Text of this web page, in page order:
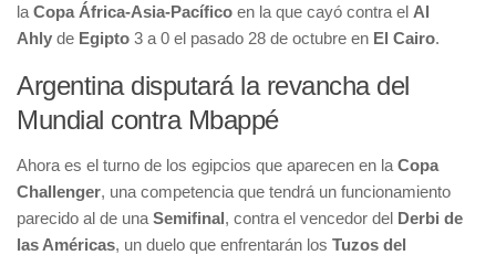
la Copa África-Asia-Pacífico en la que cayó contra el Al
Ahly de Egipto 3 a 0 el pasado 28 de octubre en El Cairo.
Argentina disputará la revancha del
Mundial contra Mbappé
Ahora es el turno de los egipcios que aparecen en la Copa
Challenger, una competencia que tendrá un funcionamiento
parecido al de una Semifinal, contra el vencedor del Derbi de
las Américas, un duelo que enfrentarán los Tuzos del